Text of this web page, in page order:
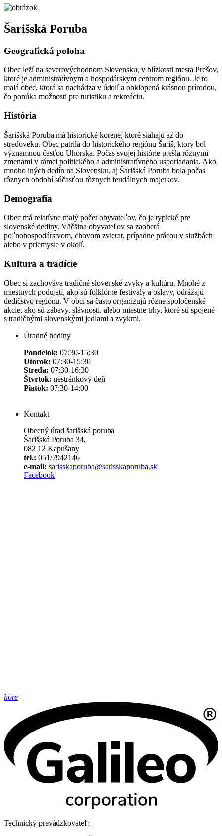
Šarišská Poruba
Geografická poloha
Obec leží na severovýchodnom Slovensku, v blízkosti mesta Prešov,
ktoré je administratívnym a hospodárskym centrom regiónu. Je to
malá obec, ktorá sa nachádza v údolí a obklopená krásnou prírodou,
čo ponúka možnosti pre turistiku a rekreáciu.
História
Šarišská Poruba má historické korene, ktoré siahajú až do
stredoveku. Obec patrila do historického regiónu Šariš, ktorý bol
významnou časťou Uhorska. Počas svojej histórie prešla rôznymi
zmenami v rámci politického a administratívneho usporiadania. Ako
mnoho iných dedín na Slovensku, aj Šarišská Poruba bola počas
rôznych období súčasťou rôznych feudálnych majetkov.
Demografia
Obec má relatívne malý počet obyvateľov, čo je typické pre
slovenské dediny. Väčšina obyvateľov sa zaoberá
poľnohospodárstvom, chovom zvierat, prípadne prácou v službách
alebo v priemysle v okolí.
Kultura a tradície
Obec si zachováva tradičné slovenské zvyky a kultúru. Mnohé z
miestnych podujatí, ako sú folklórne festivaly a oslavy, odrážajú
dedičstvo regiónu. V obci sa často organizujú rôzne spoločenské
akcie, ako sú zábavy, slávnosti, alebo miestne trhy, ktoré sú spojené
s tradičnými slovenskými jedlami a zvykmi.
Úradné hodiny
Pondelok: 07:30-15:30
Utorok: 07:30-15:30
Streda: 07:30-16:30
Štvrtok: nestránkový deň
Piatok: 07:30-14:00
Kontakt
Obecný úrad šarišská poruba
Šarišská Poruba 34,
082 12 Kapušany
tel.: 051/7942146
e-mail: sarisskaporuba@sarisskaporuba.sk
Facebook
hore
Technický prevádzkovateľ: